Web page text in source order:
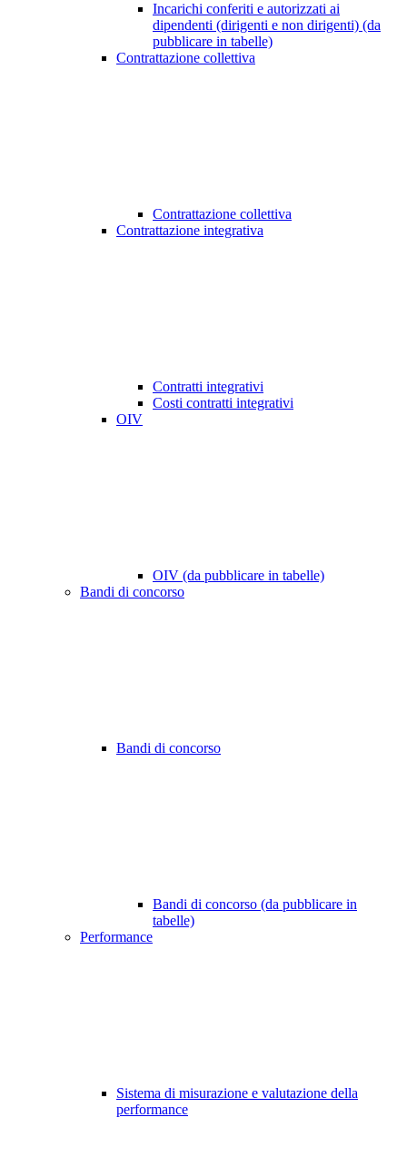
Incarichi conferiti e autorizzati ai
dipendenti (dirigenti e non dirigenti) (da
pubblicare in tabelle)
Contrattazione collettiva
Contrattazione collettiva
Contrattazione integrativa
Contratti integrativi
Costi contratti integrativi
OIV
OIV (da pubblicare in tabelle)
Bandi di concorso
Bandi di concorso
Bandi di concorso (da pubblicare in
tabelle)
Performance
Sistema di misurazione e valutazione della
performance